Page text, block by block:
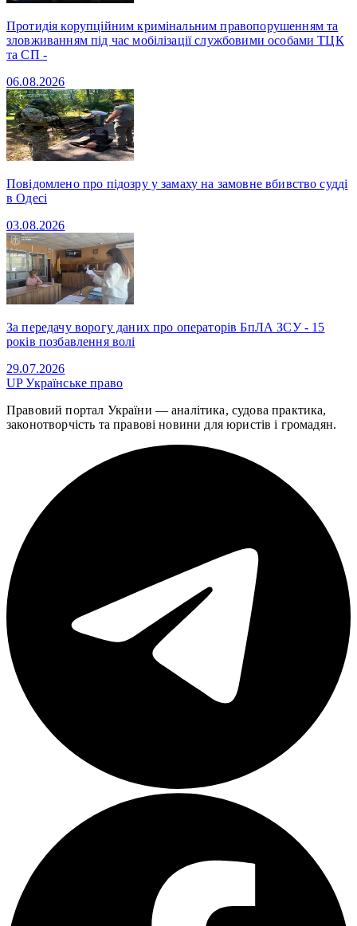
Протидія корупційним кримінальним правопорушенням та
зловживанням під час мобілізації службовими особами ТЦК
та СП -
06.08.2026
Повідомлено про підозру у замаху на замовне вбивство судді
в Одесі
03.08.2026
За передачу ворогу даних про операторів БпЛА ЗСУ - 15
років позбавлення волі
29.07.2026
UPУкраїнське право
Правовий портал України — аналітика, судова практика,
законотворчість та правові новини для юристів і громадян.